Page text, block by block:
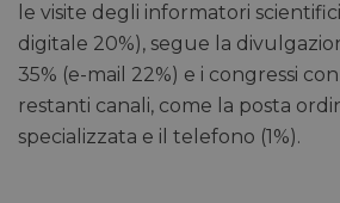
le visite degli informatori
digitale 20%), segue la
35% (e-mail 22%) e i congressi
restanti canali, come la posta
specializzata e il telefono (1%).